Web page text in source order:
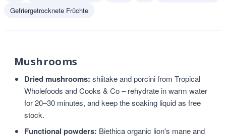
Gefriergetrocknete Früchte
Mushrooms
Dried mushrooms: shiitake and porcini from Tropical
Wholefoods and Cooks & Co – rehydrate in warm water
for 20–30 minutes, and keep the soaking liquid as free
stock.
Functional powders: Biethica organic lion's mane and